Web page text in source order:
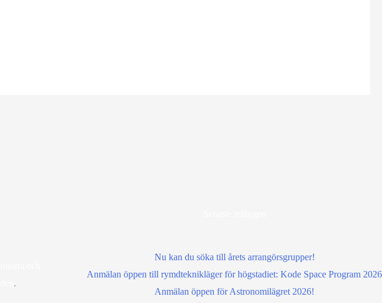
.
Nu kan du söka till årets arrangörsgrupper!
Anmälan öppen till rymdteknikläger för högstadiet: Kode Space Program 2026
Anmälan öppen för Astronomilägret 2026!